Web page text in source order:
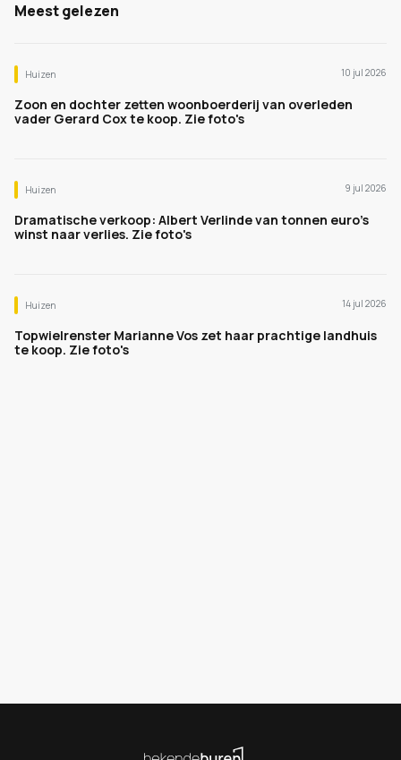
Meest gelezen
Huizen 10 jul 2026
Zoon en dochter zetten woonboerderij van overleden
vader Gerard Cox te koop. Zie foto's
Huizen 9 jul 2026
Dramatische verkoop: Albert Verlinde van tonnen euro's
winst naar verlies. Zie foto's
Huizen 14 jul 2026
Topwielrenster Marianne Vos zet haar prachtige landhuis
te koop. Zie foto's